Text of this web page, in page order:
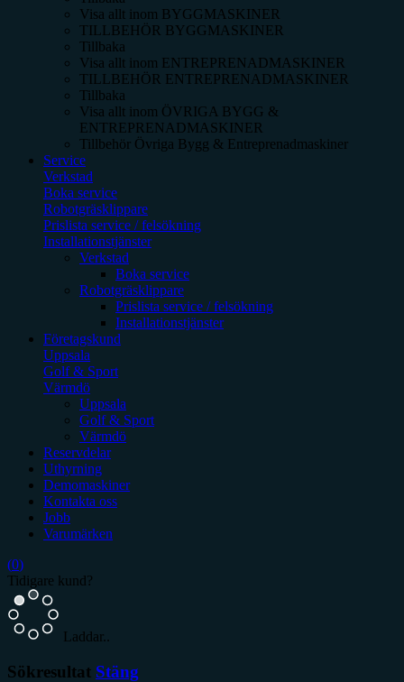
Visa allt inom BYGGMASKINER
TILLBEHÖR BYGGMASKINER
Tillbaka
Visa allt inom ENTREPRENADMASKINER
TILLBEHÖR ENTREPRENADMASKINER
Tillbaka
Visa allt inom ÖVRIGA BYGG &
ENTREPRENADMASKINER
Tillbehör Övriga Bygg & Entreprenadmaskiner
Service
Verkstad
Boka service
Robotgräsklippare
Prislista service / felsökning
Installationstjänster
Verkstad
Boka service
Robotgräsklippare
Prislista service / felsökning
Installationstjänster
Företagskund
Uppsala
Golf & Sport
Värmdö
Uppsala
Golf & Sport
Värmdö
Reservdelar
Uthyrning
Demomaskiner
Kontakta oss
Jobb
Varumärken
(0)
Tidigare kund?
Laddar..
Sökresultat Stäng